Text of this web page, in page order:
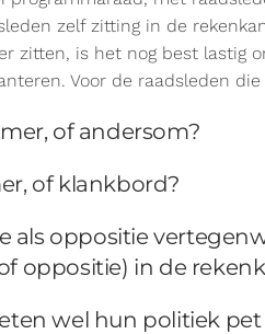
zelf zitting in de
zitten, is het nog best lastig
Voor de raadsleden
of andersom?
of klankbord?
als oppositie
oppositie) in de
wel hun politiek